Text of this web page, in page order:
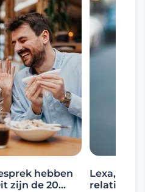
hebben
zijn de 20
Lexa, de
relaties